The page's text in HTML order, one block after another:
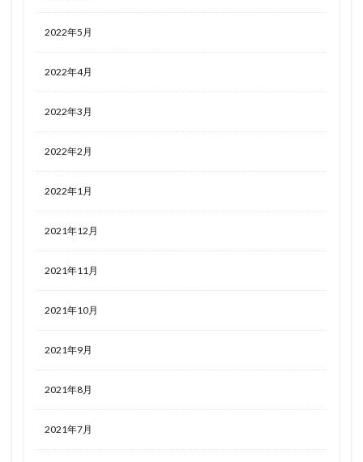
2022年5月
2022年4月
2022年3月
2022年2月
2022年1月
2021年12月
2021年11月
2021年10月
2021年9月
2021年8月
2021年7月